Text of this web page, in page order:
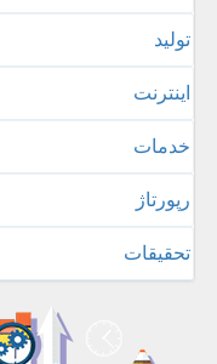
تولید
اینترنت
خدمات
رپورتاژ
تحقیقات